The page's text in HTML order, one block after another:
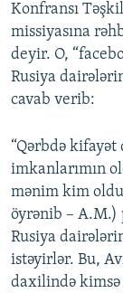
Konfransı
missiyasına
deyir. O,
Rusiya
cavab verib:
“Qərbdə kifayət
imkanlarımın
mənim kim
öyrənib – A.M.)
Rusiya
istəyirlər. Bu,
daxilində kimsə